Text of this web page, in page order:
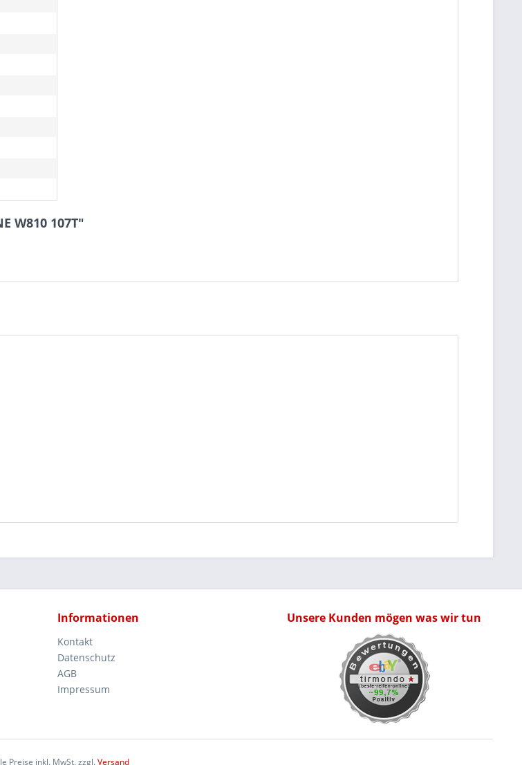
W810 107T"
Informationen
Kontakt
Datenschutz
AGB
Impressum
Unsere Kunden mögen was wir tun
Preise inkl. MwSt. zzgl.Versand